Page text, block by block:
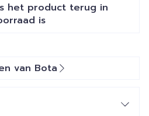
het product terug in
is
van Bota